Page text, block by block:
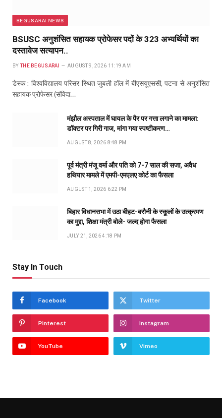
BEGUSARAI NEWS
BSUSC अनुशंसित सहायक प्रोफेसर पदों के 323 अभ्यर्थियों का
दस्तावेज सत्यापन..
BY THE BEGUSARAI AUGUST 9, 2026 11:19 AM
डेस्क : विश्वविद्यालय परिसर स्थित जुबली हॉल में बीएसयूएससी, पटना से अनुशंसित
सहायक प्रोफेसर (संविदा…
मंझौल अस्पताल में घायल के पैर पर गत्ता लगाने का मामला:
डॉक्टर पर गिरी गाज, मांगा गया स्पष्टीकरण…
AUGUST 8, 2026 8:48 PM
पूर्व मंत्री मंजू वर्मा और पति को 7-7 साल की सजा, अवैध
हथियार मामले में एमपी-एमएलए कोर्ट का फैसला
AUGUST 1, 2026 6:22 PM
बिहार विधानसभा में उठा बीहट-बरौनी के स्कूलों के उत्क्रमण
का मुद्दा, शिक्षा मंत्री बोले- जल्द होगा फैसला
JULY 21, 2026 4:18 PM
Stay In Touch
Facebook Twitter
Pinterest Instagram
YouTube Vimeo